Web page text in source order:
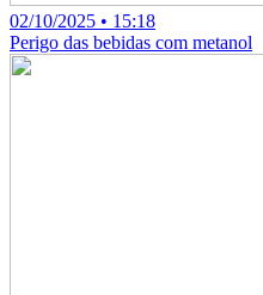
02/10/2025 • 15:18
Perigo das bebidas com metanol